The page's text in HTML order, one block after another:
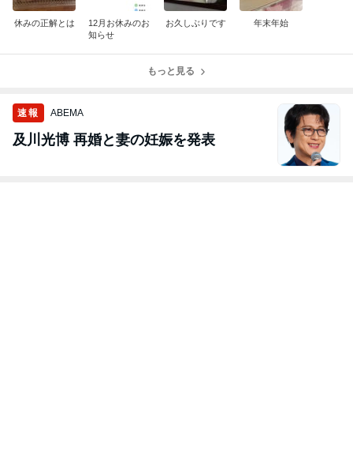
休みの正解とは
12月お休みのお
知らせ
お久しぶりです 年末年始
もっと見る
速報 ABEMA
及川光博 再婚と妻の妊娠を発表